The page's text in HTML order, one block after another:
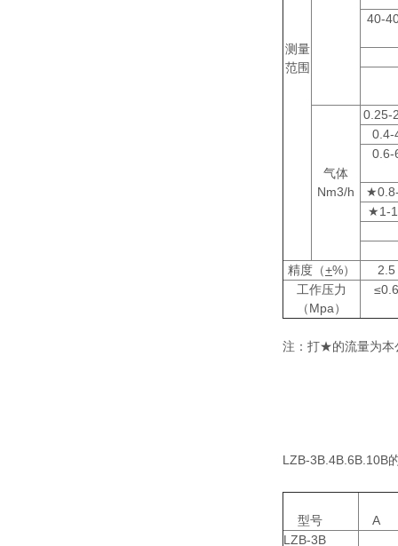
测量
范围
40-
气体
Nm3/h
0.25-
0.4-
0.6-
★1-
精度（+%）
2.5
工作压力
（Mpa）
≤0.6
注：打★的流量为本
LZB-3B.4B.6B.10B
型号
A
LZB-3B